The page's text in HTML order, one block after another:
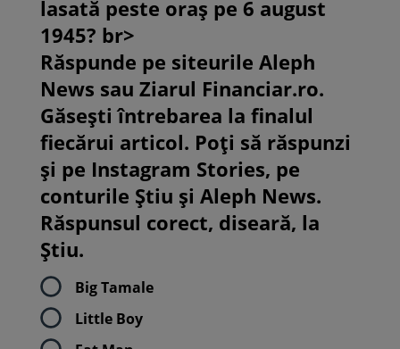
lasată peste oraș pe 6 august
1945? br>
Răspunde pe siteurile Aleph
News sau Ziarul Financiar.ro.
Găsești întrebarea la finalul
fiecărui articol. Poți să răspunzi
și pe Instagram Stories, pe
conturile Știu și Aleph News.
Răspunsul corect, diseară, la
Știu.
Big Tamale
Little Boy